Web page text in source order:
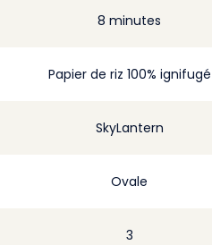
8 minutes
Papier de riz 100% ignifugé
SkyLantern
Ovale
3